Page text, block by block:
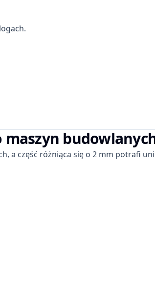
a część różniąca się o 2 mm potrafi